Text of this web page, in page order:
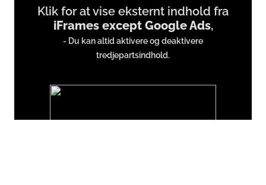
contentKlik for at vise eksternt indhold fra
iFrames except Google Ads,
- Du kan altid aktivere og deaktivere
tredjepartsindhold.